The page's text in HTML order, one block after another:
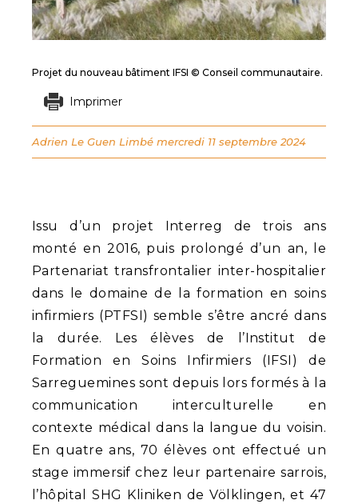
Issu d’un projet Interreg de trois ans
monté en 2016, puis prolongé d’un an, le
Partenariat transfrontalier inter-hospitalier
dans le domaine de la formation en soins
infirmiers (PTFSI) semble s’être ancré dans
la durée. Les élèves de l’Institut de
Formation en Soins Infirmiers (IFSI) de
Sarreguemines sont depuis lors formés à la
communication interculturelle en
contexte médical dans la langue du voisin.
En quatre ans, 70 élèves ont effectué un
stage immersif chez leur partenaire sarrois,
l’hôpital SHG Kliniken de Völklingen, et 47
Projet du nouveau bâtiment IFSI © Conseil communautaire.
Imprimer
Adrien Le Guen Limbé mercredi 11 septembre 2024